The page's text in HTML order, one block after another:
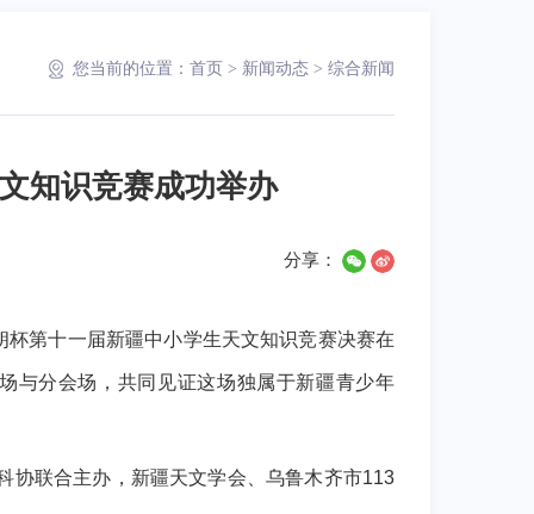
您当前的位置： 首页 > 新闻动态 > 综合新闻
知识竞赛成功举办
分享：
第十一届新疆中小学生天文知识竞赛决赛在
与分会场，共同见证这场独属于新疆青少年
协联合主办，新疆天文学会、乌鲁木齐市113